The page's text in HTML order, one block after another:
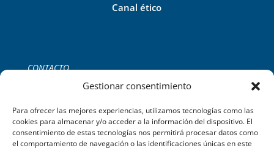
Gestionar consentimiento
Para ofrecer las mejores experiencias, utilizamos tecnologías como las
cookies para almacenar y/o acceder a la información del dispositivo. El
consentimiento de estas tecnologías nos permitirá procesar datos como
el comportamiento de navegación o las identificaciones únicas en este
Canal ético
CONTACTO
Tel:+34 971 755 252
Palma de Mallorca.